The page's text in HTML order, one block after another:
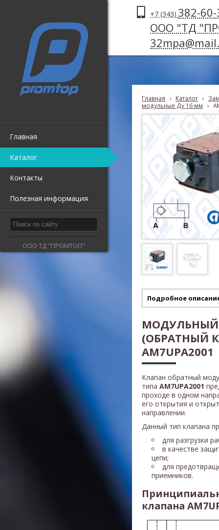
Главная
Каталог
Контакты
Полезная информация
ООО ТД "ПРОМТОП"
+7 (343) 382-
ООО "ТД
Главная › Каталог ›
модульные Ду 16 мм
›
Подробное
(ОБРАТНЫЙ
AM7UPA2001
Клапан обратный
типа AM7UPA2001
проходе в одном
его открытия и
направлении.
Данный тип клапана
для разгрузки
в качестве
цепи;
для
приемников.
клапана